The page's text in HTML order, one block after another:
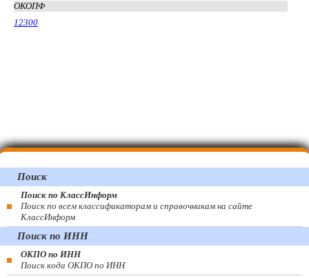
ОКОПФ
12300
Поиск
Поиск по КлассИнформ
Поиск по всем классификаторам и справочникам на сайте
КлассИнформ
Поиск по ИНН
ОКПО по ИНН
Поиск кода ОКПО по ИНН